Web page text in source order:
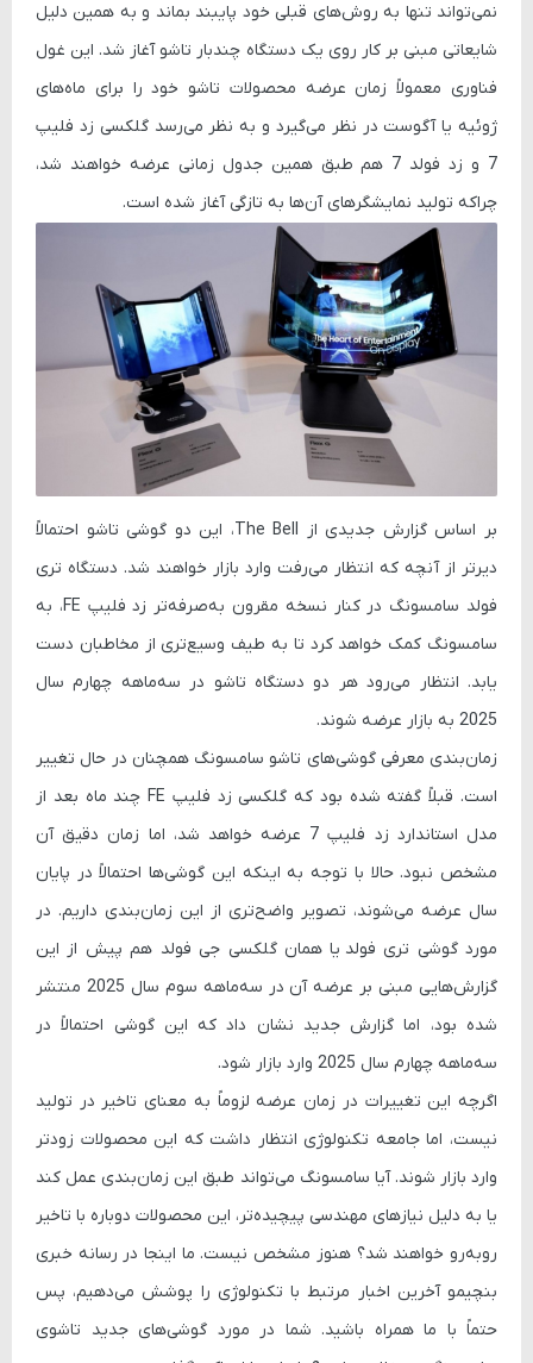
نمی‌تواند تنها به روش‌های قبلی خود پایبند بماند و به همین دلیل
شایعاتی مبنی بر کار روی یک دستگاه چندبار تاشو آغاز شد. این غول
فناوری معمولاً زمان عرضه محصولات تاشو خود را برای ماه‌های
ژوئیه یا آگوست در نظر می‌گیرد و به نظر می‌رسدگلکسی زد فلیپ
7 و زد فولد 7
هم طبق همین جدول زمانی عرضه خواهند شد،
چراکه تولید نمایشگرهای آن‌ها به تازگی آغاز شده است.
بر اساس گزارش جدیدی از The Bell، این دو گوشی تاشو احتمالاً
دیرتر از آنچه که انتظار می‌رفت وارد بازار خواهند شد. دستگاه تری
فولد سامسونگ در کنار نسخه مقرون به‌صرفه‌تر زد فلیپ FE
، به
سامسونگ کمک خواهد کرد تا به طیف وسیع‌تری از مخاطبان دست
یابد. انتظار می‌رود هر دو دستگاه تاشو در سه‌ماهه چهارم سال
2025 به بازار عرضه شوند.
زمان‌بندی معرفی گوشی‌های تاشو سامسونگ همچنان در حال تغییر
است. قبلاً گفته شده بود که گلکسی زد فلیپ FE
چند ماه بعد از
مدل استاندارد زد فلیپ 7
عرضه خواهد شد، اما زمان دقیق آن
مشخص نبود. حالا با توجه به اینکه این گوشی‌ها احتمالاً در پایان
سال عرضه می‌شوند، تصویر واضح‌تری از این زمان‌بندی داریم. در
مورد گوشی تری فولد یا همانگلکسی جی فولد هم پیش از این
گزارش‌هایی مبنی بر عرضه آن در سه‌ماهه سوم سال 2025 منتشر
شده بود، اما گزارش جدید نشان داد که این گوشی احتمالاً در
سه‌ماهه چهارم سال 2025 وارد بازار شود.
اگرچه این تغییرات در زمان عرضه لزوماً به معنای تاخیر در تولید
نیست، اما جامعه تکنولوژی انتظار داشت که این محصولات زودتر
وارد بازار شوند. آیا سامسونگ می‌تواند طبق این زمان‌بندی عمل کند
یا به دلیل نیازهای مهندسی پیچیده‌تر، این محصولات دوباره با تاخیر
روبه‌رو خواهند شد؟ هنوز مشخص نیست. ما اینجا در رسانه خبری
بنچیمو آخرین اخبار مرتبط با تکنولوژی را پوشش می‌دهیم، پس
حتماً با ما همراه باشید. شما در مورد گوشی‌های جدید تاشوی